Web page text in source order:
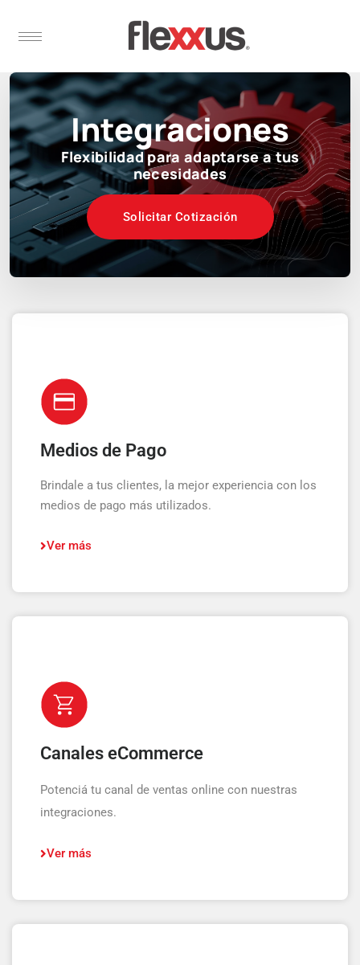
Integraciones
Flexibilidad para adaptarse a tus
necesidades
Solicitar Cotización
Medios de Pago
Brindale a tus clientes, la mejor experiencia con los
medios de pago más utilizados.
Ver más
Canales eCommerce
Potenciá tu canal de ventas online con nuestras
integraciones.
Ver más